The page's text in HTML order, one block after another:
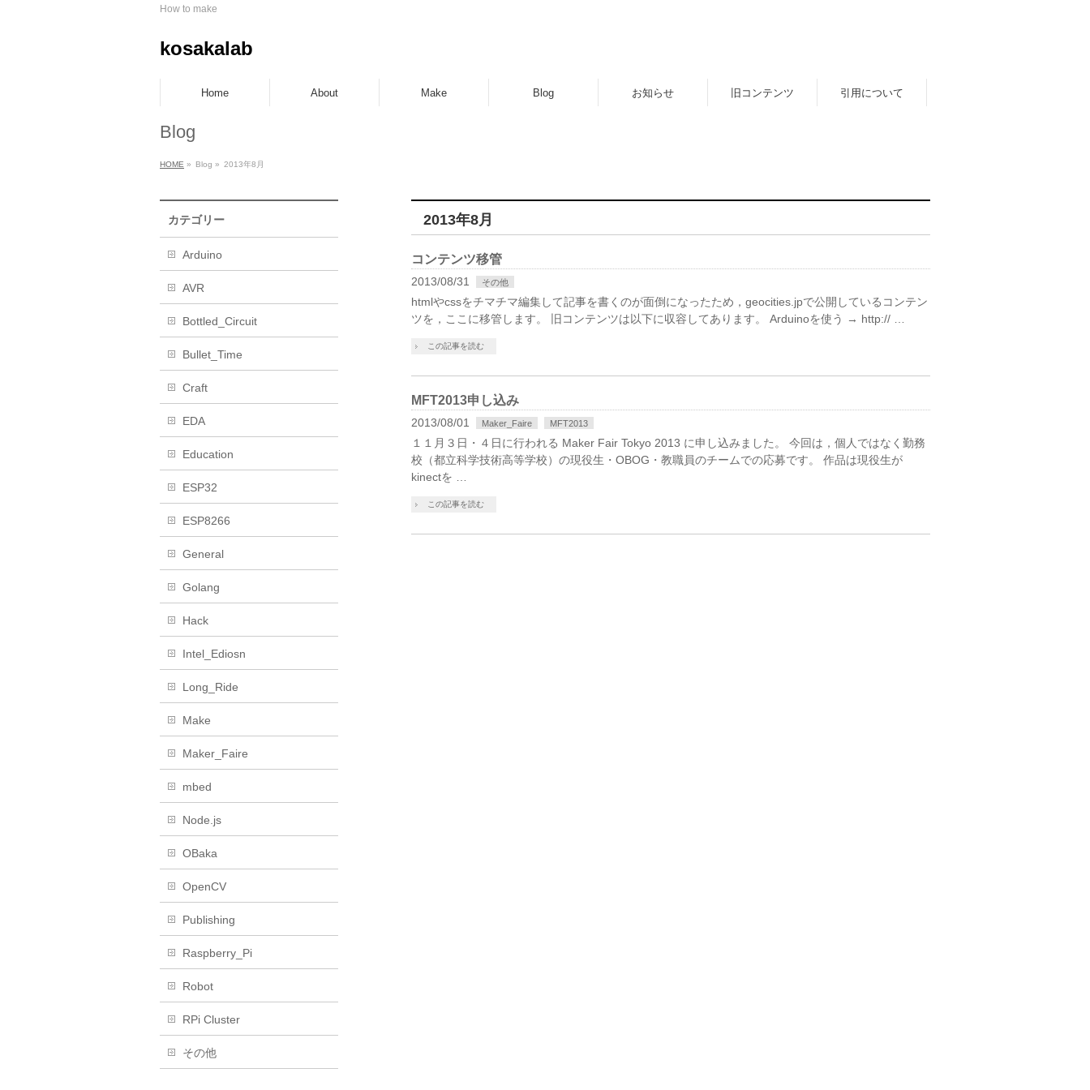
How to make
kosakalab
Home About Make Blog お知らせ 旧コンテンツ 引用について
Blog
HOME » Blog » 2013年8月
2013年8月
コンテンツ移管
2013/08/31 その他
htmlやcssをチマチマ編集して記事を書くのが面倒になったため，geocities.jpで公開しているコンテン
ツを，ここに移管します。 旧コンテンツは以下に収容してあります。 Arduinoを使う → http:// …
この記事を読む
MFT2013申し込み
2013/08/01 Maker_Faire MFT2013
１１月３日・４日に行われる Maker Fair Tokyo 2013 に申し込みました。 今回は，個人ではなく勤務
校（都立科学技術高等学校）の現役生・OBOG・教職員のチームでの応募です。 作品は現役生が
kinectを …
この記事を読む
カテゴリー
Arduino
AVR
Bottled_Circuit
Bullet_Time
Craft
EDA
Education
ESP32
ESP8266
General
Golang
Hack
Intel_Ediosn
Long_Ride
Make
Maker_Faire
mbed
Node.js
OBaka
OpenCV
Publishing
Raspberry_Pi
Robot
RPi Cluster
その他